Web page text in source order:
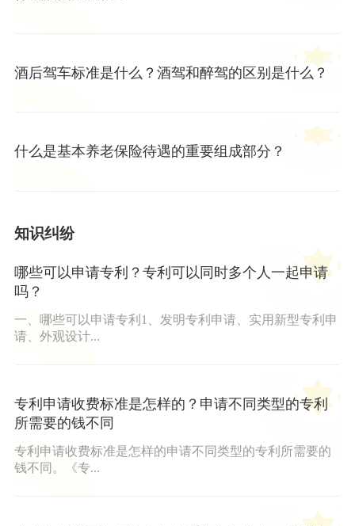
酒后驾车标准是什么？酒驾和醉驾的区别是什么？
什么是基本养老保险待遇的重要组成部分？
知识纠纷
哪些可以申请专利？专利可以同时多个人一起申请
吗？
一、哪些可以申请专利1、发明专利申请、实用新型专利申
请、外观设计...
专利申请收费标准是怎样的？申请不同类型的专利
所需要的钱不同
专利申请收费标准是怎样的申请不同类型的专利所需要的
钱不同。《专...